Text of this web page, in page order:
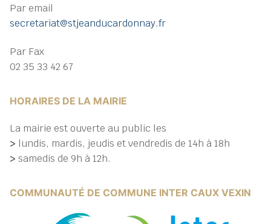
Par email
secretariat@stjeanducardonnay.fr
Par Fax
02 35 33 42 67
HORAIRES DE LA MAIRIE
La mairie est ouverte au public les
> lundis, mardis, jeudis et vendredis de 14h à 18h
> samedis de 9h à 12h.
COMMUNAUTÉ DE COMMUNE INTER CAUX VEXIN